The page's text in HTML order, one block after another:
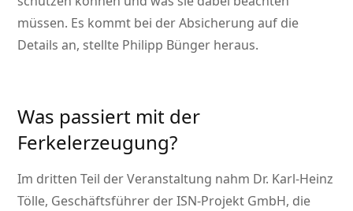
müssen. Es kommt bei der Absicherung auf die
Details an, stellte Philipp Bünger heraus.
Was passiert mit der
Ferkelerzeugung?
Im dritten Teil der Veranstaltung nahm Dr. Karl-Heinz
Tölle, Geschäftsführer der ISN-Projekt GmbH, die